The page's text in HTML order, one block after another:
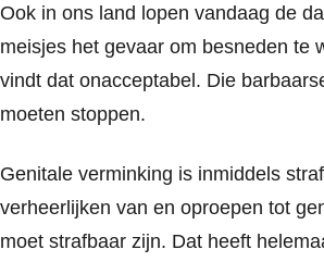
Ook in ons land lopen vandaag de
meisjes het gevaar om besneden te
vindt dat onacceptabel. Die
moeten stoppen.
Genitale verminking is inmiddels
verheerlijken van en oproepen tot
moet strafbaar zijn. Dat heeft